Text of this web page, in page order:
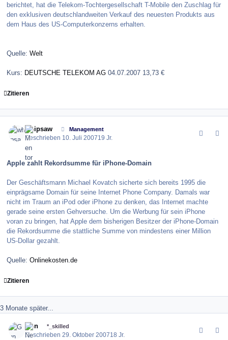
berichtet, hat die Telekom-Tochtergesellschaft T-Mobile den Zuschlag für
den exklusiven deutschlandweiten Verkauf des neuesten Produkts aus
dem Haus des US-Computerkonzerns erhalten.
Quelle: Welt
Kurs: DEUTSCHE TELEKOM AG 04.07.2007 13,73 €
Zitieren
whipsaw Management
Geschrieben 10. Juli 200719 Jr.
Apple zahlt Rekordsumme für iPhone-Domain
Der Geschäftsmann Michael Kovatch sicherte sich bereits 1995 die
einprägsame Domain für seine Internet Phone Company. Damals war
nicht im Traum an iPod oder iPhone zu denken, das Internet machte
gerade seine ersten Gehversuche. Um die Werbung für sein iPhone
voran zu bringen, hat Apple dem bisherigen Besitzer der iPhone-Domain
die Rekordsumme die stattliche Summe von mindestens einer Million
US-Dollar gezahlt.
Quelle: Onlinekosten.de
Zitieren
3 Monate später...
Gun *_skilled
Geschrieben29. Oktober 200718 Jr.